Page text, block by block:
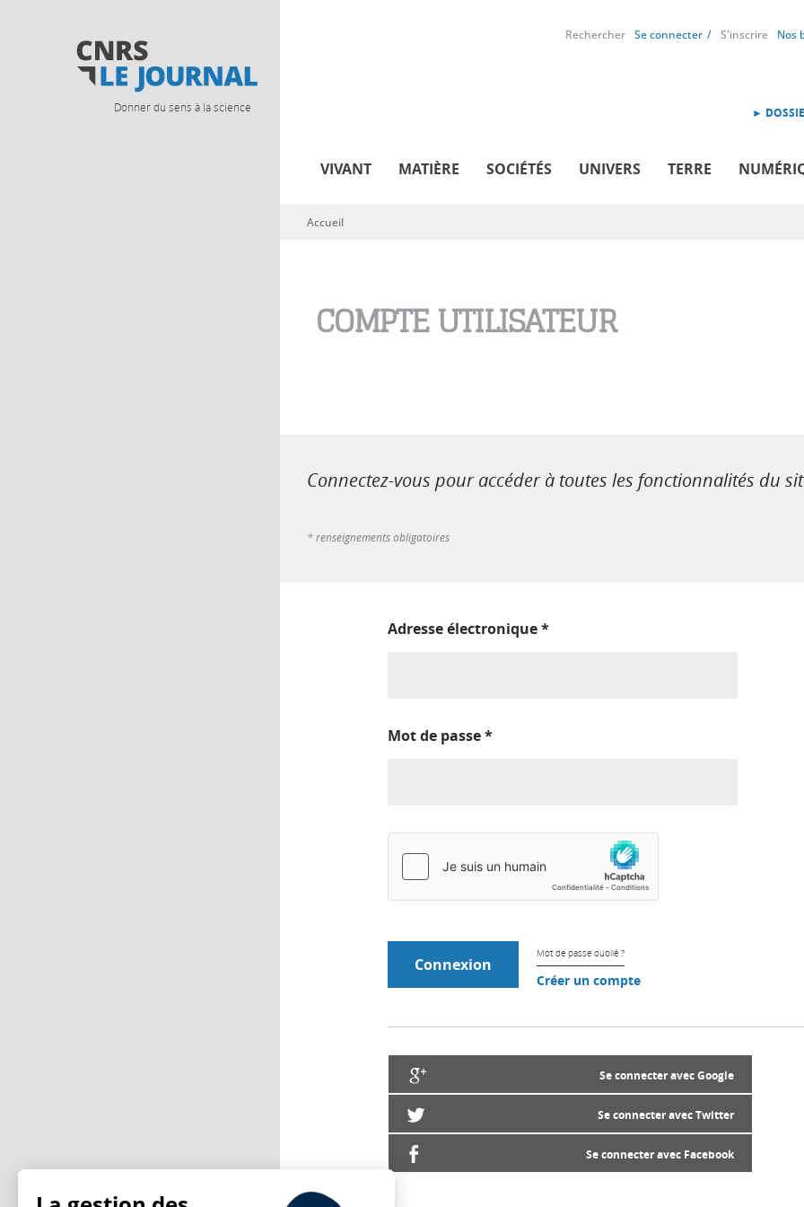
Donner du sens à la science
Rechercher Se connecter S'inscrire Nos
►
VIVANT MATIÈRE SOCIÉTÉS UNIVERS TERRE
Vous êtes ici
Accueil
COMPTE UTILISATEUR
Connectez-vous pour accéder à toutes les fonctionnalités du
* renseignements obligatoires
Adresse électronique*
Mot de passe*
Mot de passe oublié ?
Créer un compte
Se connecter avec Google
Se connecter avec Twitter
Se connecter avec Facebook